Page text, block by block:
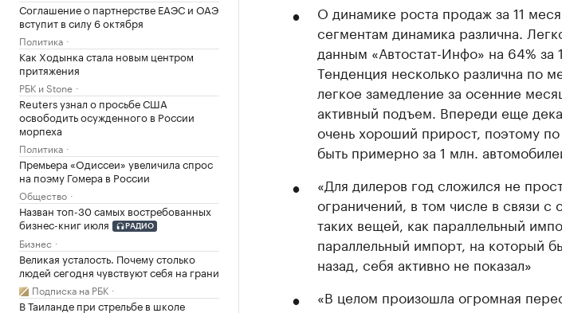
Соглашение о партнерстве ЕАЭС и ОАЭ
вступит в силу 6 октября
Политика
Как Ходынка стала новым центром
притяжения
РБК и Stone
Reuters узнал о просьбе США
освободить осужденного в России
морпеха
Политика
Премьера «Одиссеи» увеличила спрос
на поэму Гомера в России
Общество
Назван топ-30 самых востребованных
бизнес-книг июля
РАДИО
Бизнес
Великая усталость. Почему столько
людей сегодня чувствуют себя на грани
Подписка на РБК
В Таиланде при стрельбе в школе
О динамике роста продаж за 11
сегментам динамика различна.
данным «Автостат-Инфо» на 64% за
Тенденция несколько различна по
легкое замедление за осенние
активный подъем. Впереди еще
очень хороший прирост, поэтому
быть примерно за 1 млн.
«Для дилеров год сложился не
ограничений, в том числе в связи с
таких вещей, как параллельный
параллельный импорт, на который
назад, себя активно не показал»
«В целом произошла огромная